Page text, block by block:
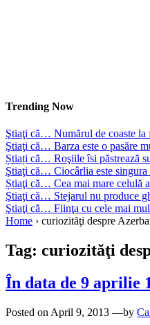
Trending Now
Ştiaţi că… Numărul de coaste la
Ştiaţi că… Barza este o pasăre
Știați că… Roşiile îsi păstrează
Ştiaţi că… Ciocârlia este singura
Știaţi că… Cea mai mare celulă
Ştiaţi că… Stejarul nu produce
Ştiaţi că… Fiinţa cu cele mai
Home › curiozităţi despre
Tag: curiozităţi
În data de 9 aprilie
Posted on April 9, 2013 —by